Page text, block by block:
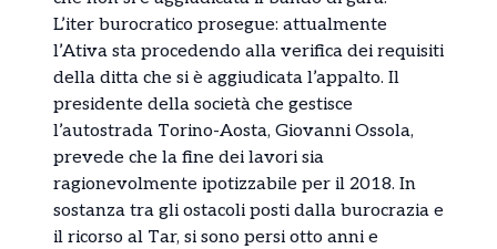
L’iter burocratico prosegue: attualmente
l’Ativa sta procedendo alla verifica dei requisiti
della ditta che si è aggiudicata l’appalto. Il
presidente della società che gestisce
l’autostrada Torino-Aosta, Giovanni Ossola,
prevede che la fine dei lavori sia
ragionevolmente ipotizzabile per il 2018. In
sostanza tra gli ostacoli posti dalla burocrazia e
il ricorso al Tar, si sono persi otto anni e